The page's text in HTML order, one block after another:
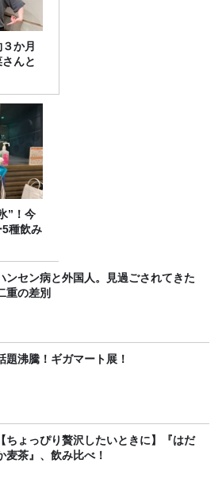
んと
”！今
種飲み
ンセン病と外国人。見過ごされてきた
重の差別
題沸騰！ギガマート展！
【ちょっぴり贅沢したいときに】『はだ
麦茶』、飲み比べ！